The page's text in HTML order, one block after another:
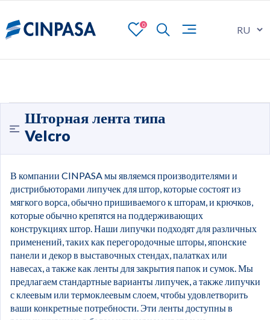
0
Шторная лента типа
Velcro
В компании CINPASA мы являемся производителями и
дистрибьюторами липучек для штор, которые состоят из
мягкого ворса, обычно пришиваемого к шторам, и крючков,
которые обычно крепятся на поддерживающих
конструкциях штор. Наши липучки подходят для различных
применений, таких как перегородочные шторы, японские
панели и декор в выставочных стендах, палатках или
навесах, а также как ленты для закрытия папок и сумок. Мы
предлагаем стандартные варианты липучек, а также липучки
с клеевым или термоклеевым слоем, чтобы удовлетворить
ваши конкретные потребности. Эти ленты доступны в